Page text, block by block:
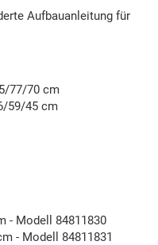
Aufbauanleitung für
77/70 cm
59/45 cm
- Modell 84811830
- Modell 84811831